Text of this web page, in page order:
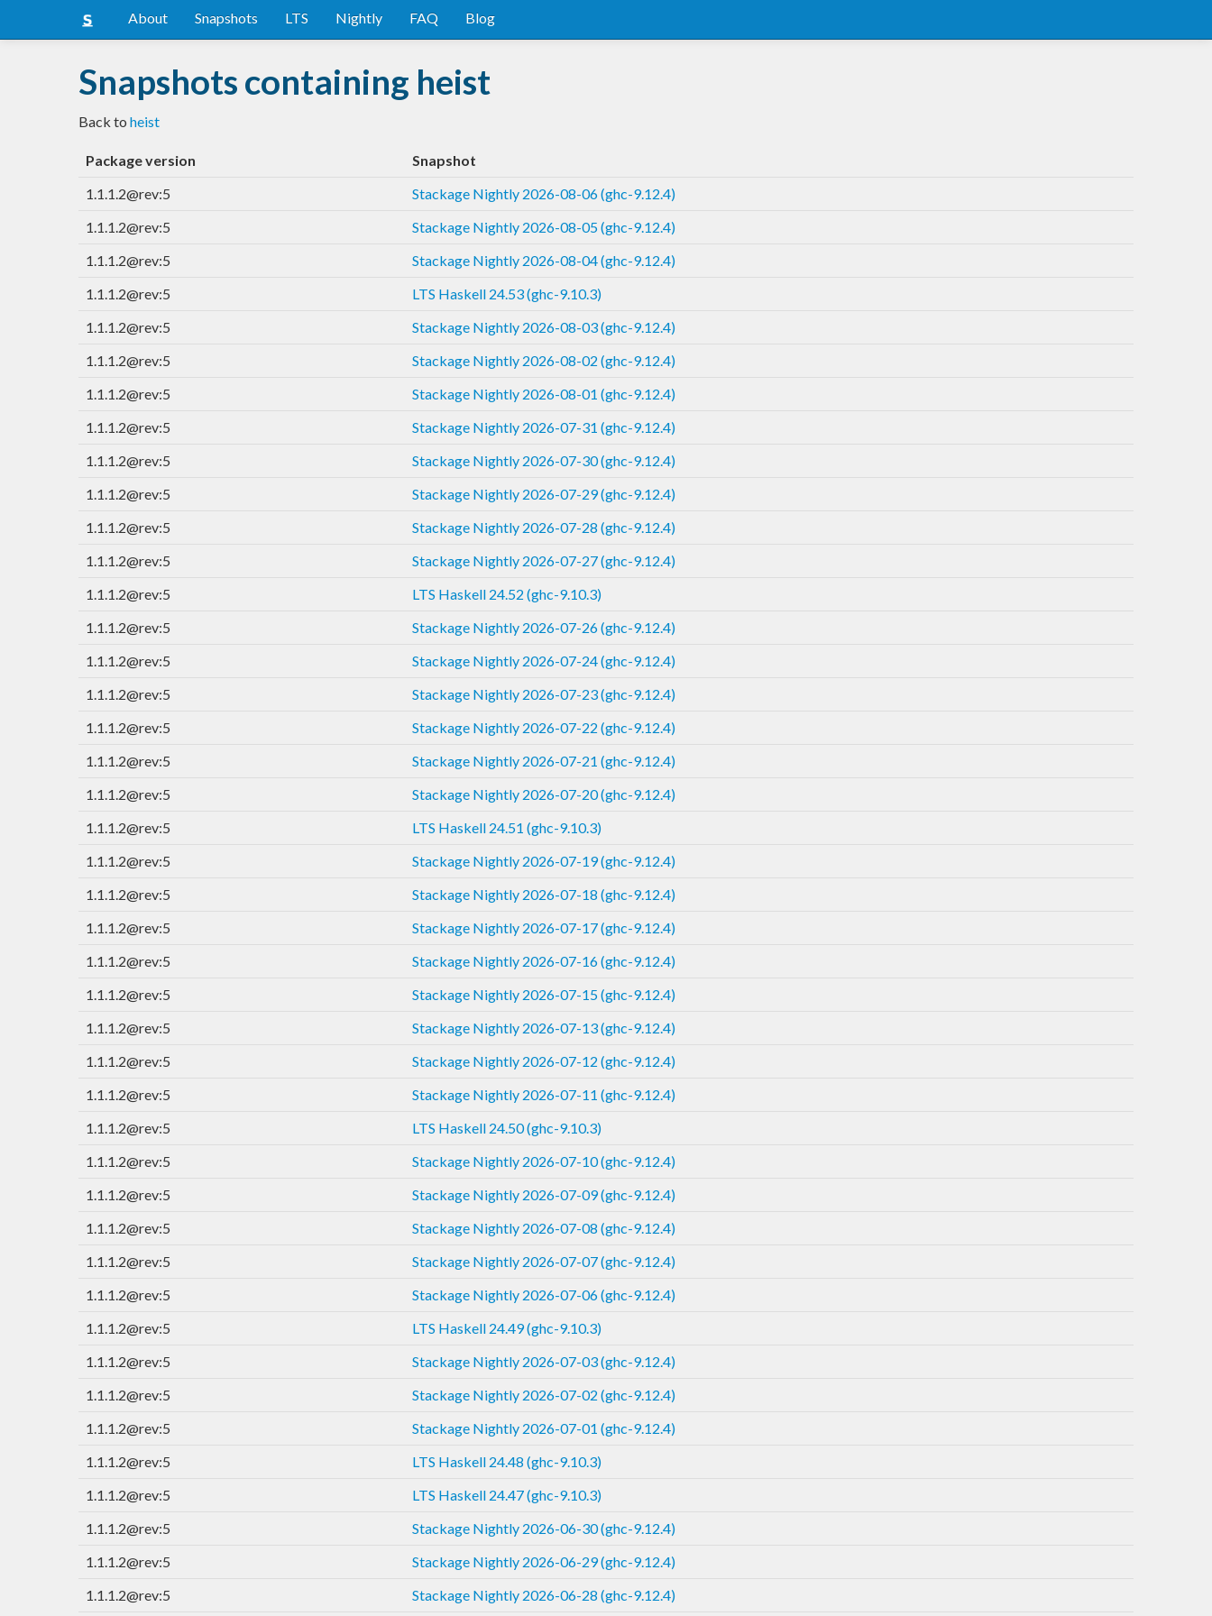
About Snapshots LTS Nightly FAQ Blog
Snapshots containing heist
Back to heist
Package version
Snapshot
1.1.1.2@rev:5
Stackage Nightly 2026-08-06 (ghc-9.12.4)
1.1.1.2@rev:5
Stackage Nightly 2026-08-05 (ghc-9.12.4)
1.1.1.2@rev:5
Stackage Nightly 2026-08-04 (ghc-9.12.4)
1.1.1.2@rev:5
LTS Haskell 24.53 (ghc-9.10.3)
1.1.1.2@rev:5
Stackage Nightly 2026-08-03 (ghc-9.12.4)
1.1.1.2@rev:5
Stackage Nightly 2026-08-02 (ghc-9.12.4)
1.1.1.2@rev:5
Stackage Nightly 2026-08-01 (ghc-9.12.4)
1.1.1.2@rev:5
Stackage Nightly 2026-07-31 (ghc-9.12.4)
1.1.1.2@rev:5
Stackage Nightly 2026-07-30 (ghc-9.12.4)
1.1.1.2@rev:5
Stackage Nightly 2026-07-29 (ghc-9.12.4)
1.1.1.2@rev:5
Stackage Nightly 2026-07-28 (ghc-9.12.4)
1.1.1.2@rev:5
Stackage Nightly 2026-07-27 (ghc-9.12.4)
1.1.1.2@rev:5
LTS Haskell 24.52 (ghc-9.10.3)
1.1.1.2@rev:5
Stackage Nightly 2026-07-26 (ghc-9.12.4)
1.1.1.2@rev:5
Stackage Nightly 2026-07-24 (ghc-9.12.4)
1.1.1.2@rev:5
Stackage Nightly 2026-07-23 (ghc-9.12.4)
1.1.1.2@rev:5
Stackage Nightly 2026-07-22 (ghc-9.12.4)
1.1.1.2@rev:5
Stackage Nightly 2026-07-21 (ghc-9.12.4)
1.1.1.2@rev:5
Stackage Nightly 2026-07-20 (ghc-9.12.4)
1.1.1.2@rev:5
LTS Haskell 24.51 (ghc-9.10.3)
1.1.1.2@rev:5
Stackage Nightly 2026-07-19 (ghc-9.12.4)
1.1.1.2@rev:5
Stackage Nightly 2026-07-18 (ghc-9.12.4)
1.1.1.2@rev:5
Stackage Nightly 2026-07-17 (ghc-9.12.4)
1.1.1.2@rev:5
Stackage Nightly 2026-07-16 (ghc-9.12.4)
1.1.1.2@rev:5
Stackage Nightly 2026-07-15 (ghc-9.12.4)
1.1.1.2@rev:5
Stackage Nightly 2026-07-13 (ghc-9.12.4)
1.1.1.2@rev:5
Stackage Nightly 2026-07-12 (ghc-9.12.4)
1.1.1.2@rev:5
Stackage Nightly 2026-07-11 (ghc-9.12.4)
1.1.1.2@rev:5
LTS Haskell 24.50 (ghc-9.10.3)
1.1.1.2@rev:5
Stackage Nightly 2026-07-10 (ghc-9.12.4)
1.1.1.2@rev:5
Stackage Nightly 2026-07-09 (ghc-9.12.4)
1.1.1.2@rev:5
Stackage Nightly 2026-07-08 (ghc-9.12.4)
1.1.1.2@rev:5
Stackage Nightly 2026-07-07 (ghc-9.12.4)
1.1.1.2@rev:5
Stackage Nightly 2026-07-06 (ghc-9.12.4)
1.1.1.2@rev:5
LTS Haskell 24.49 (ghc-9.10.3)
1.1.1.2@rev:5
Stackage Nightly 2026-07-03 (ghc-9.12.4)
1.1.1.2@rev:5
Stackage Nightly 2026-07-02 (ghc-9.12.4)
1.1.1.2@rev:5
Stackage Nightly 2026-07-01 (ghc-9.12.4)
1.1.1.2@rev:5
LTS Haskell 24.48 (ghc-9.10.3)
1.1.1.2@rev:5
LTS Haskell 24.47 (ghc-9.10.3)
1.1.1.2@rev:5
Stackage Nightly 2026-06-30 (ghc-9.12.4)
1.1.1.2@rev:5
Stackage Nightly 2026-06-29 (ghc-9.12.4)
1.1.1.2@rev:5
Stackage Nightly 2026-06-28 (ghc-9.12.4)